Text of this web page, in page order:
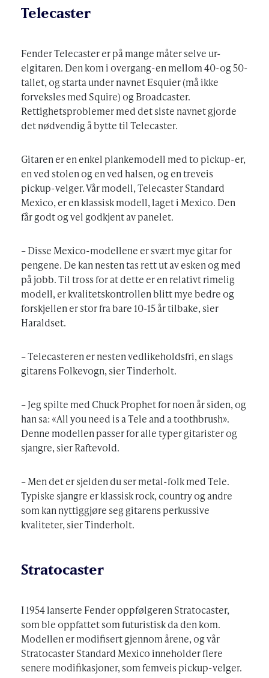
Telecaster
Fender Telecaster er på mange måter selve ur-
elgitaren. Den kom i overgang-en mellom 40-og 50-
tallet, og starta under navnet Esquier (må ikke
forveksles med Squire) og Broadcaster.
Rettighetsproblemer med det siste navnet gjorde
det nødvendig å bytte til Telecaster.
Gitaren er en enkel plankemodell med to pickup-er,
en ved stolen og en ved halsen, og en treveis
pickup-velger. Vår modell, Telecaster Standard
Mexico, er en klassisk modell, laget i Mexico. Den
får godt og vel godkjent av panelet.
– Disse Mexico-modellene er svært mye gitar for
pengene. De kan nesten tas rett ut av esken og med
på jobb. Til tross for at dette er en relativt rimelig
modell, er kvalitetskontrollen blitt mye bedre og
forskjellen er stor fra bare 10-15 år tilbake, sier
Haraldset.
– Telecasteren er nesten vedlikeholdsfri, en slags
gitarens Folkevogn, sier Tinderholt.
– Jeg spilte med Chuck Prophet for noen år siden, og
han sa: «All you need is a Tele and a toothbrush».
Denne modellen passer for alle typer gitarister og
sjangre, sier Raftevold.
– Men det er sjelden du ser metal-folk med Tele.
Typiske sjangre er klassisk rock, country og andre
som kan nyttiggjøre seg gitarens perkussive
kvaliteter, sier Tinderholt.
Stratocaster
I 1954 lanserte Fender oppfølgeren Stratocaster,
som ble oppfattet som futuristisk da den kom.
Modellen er modifisert gjennom årene, og vår
Stratocaster Standard Mexico inneholder flere
senere modifikasjoner, som femveis pickup-velger.